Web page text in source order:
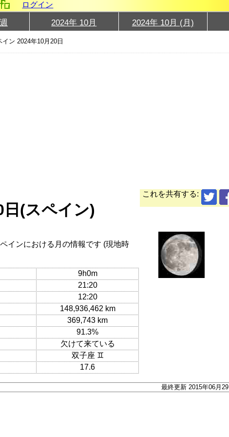
ログイン
2024年 10月 2024年 10月 (月)
イン 2024年10月20日
これを共有する:
日(スペイン)
インにおける月の情報です (現地時
9h0m
21:20
12:20
148,936,462 km
369,743 km
91.3%
欠けて来ている
双子座 ♊
17.6
最終更新 2015年06月29